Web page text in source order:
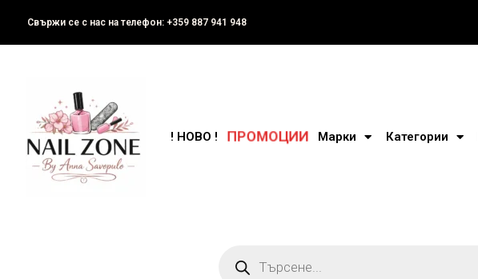
Свържи се с нас на телефон: +359 887 941 948
! НОВО ! ПРОМОЦИИ Марки Категории